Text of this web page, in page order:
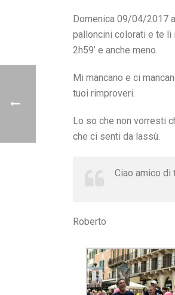
Domenica 09/04/2017
palloncini colorati e te
2h59’ e anche meno.
Mi mancano e ci
tuoi rimproveri.
Lo so che non vorresti
che ci senti da lassù.
Ciao amico di
Roberto